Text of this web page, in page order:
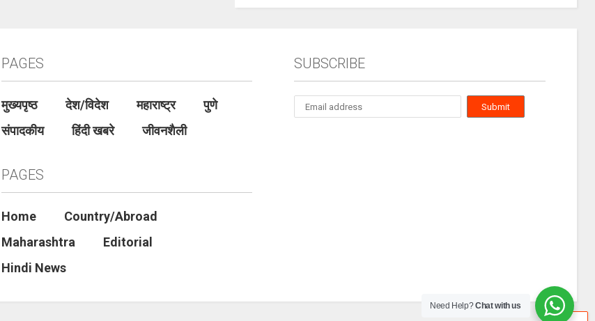
PAGES
मुख्यपृष्ठ देश/विदेश महाराष्ट्र
पुणे
संपादकीय
हिंदी खबरे जीवनशैली
PAGES
Home
Country/Abroad
Maharashtra
Editorial
Hindi News
SUBSCRIBE
Need Help?Chat with us